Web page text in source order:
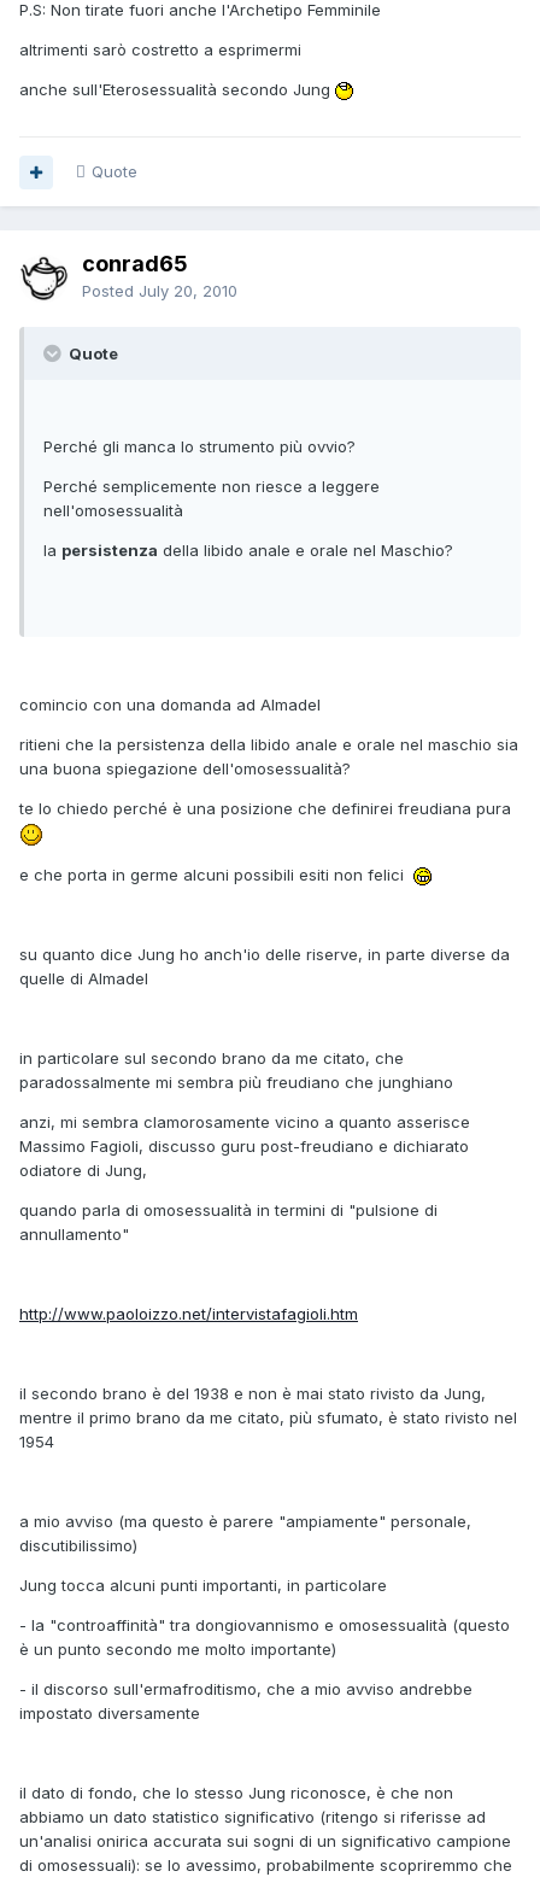
P.S: Non tirate fuori anche l'Archetipo Femminile
altrimenti sarò costretto a esprimermi
anche sull'Eterosessualità secondo Jung
Quote
conrad65
Posted July 20, 2010
Quote
Perché gli manca lo strumento più ovvio?
Perché semplicemente non riesce a leggere
nell'omosessualità
la persistenza della libido anale e orale nel Maschio?
comincio con una domanda ad Almadel
ritieni che la persistenza della libido anale e orale nel maschio sia
una buona spiegazione dell'omosessualità?
te lo chiedo perché è una posizione che definirei freudiana pura
e che porta in germe alcuni possibili esiti non felici
su quanto dice Jung ho anch'io delle riserve, in parte diverse da
quelle di Almadel
in particolare sul secondo brano da me citato, che
paradossalmente mi sembra più freudiano che junghiano
anzi, mi sembra clamorosamente vicino a quanto asserisce
Massimo Fagioli, discusso guru post-freudiano e dichiarato
odiatore di Jung,
quando parla di omosessualità in termini di "pulsione di
annullamento"
http://www.paoloizzo.net/intervistafagioli.htm
il secondo brano è del 1938 e non è mai stato rivisto da Jung,
mentre il primo brano da me citato, più sfumato, è stato rivisto nel
1954
a mio avviso (ma questo è parere "ampiamente" personale,
discutibilissimo)
Jung tocca alcuni punti importanti, in particolare
- la "controaffinità" tra dongiovannismo e omosessualità (questo
è un punto secondo me molto importante)
- il discorso sull'ermafroditismo, che a mio avviso andrebbe
impostato diversamente
il dato di fondo, che lo stesso Jung riconosce, è che non
abbiamo un dato statistico significativo (ritengo si riferisse ad
un'analisi onirica accurata sui sogni di un significativo campione
di omosessuali): se lo avessimo, probabilmente scopriremmo che